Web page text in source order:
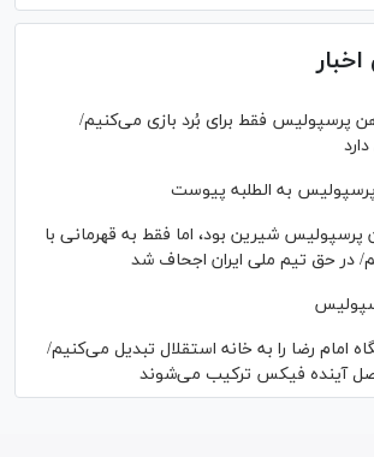
پرسپولیس فقط برای بُرد بازی می‌کنیم/
به الطلبه پیوست
پرسپولیس شیرین بود، اما فقط به قهرمانی با
در حق تیم ملی ایران اجحاف شد
امام رضا را به خانه استقلال تبدیل می‌کنیم/